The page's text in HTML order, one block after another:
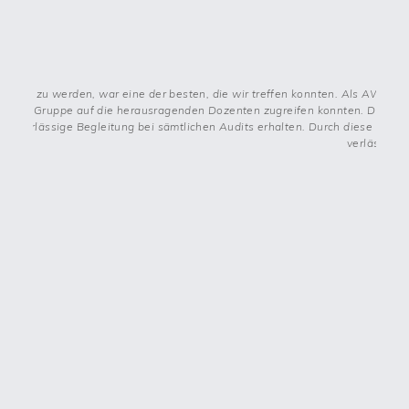
zu werden, war eine der besten, die wir treffen konnten. Als
Gruppe auf die herausragenden Dozenten zugreifen konnten.
Begleitung bei sämtlichen Audits erhalten. Durch diese